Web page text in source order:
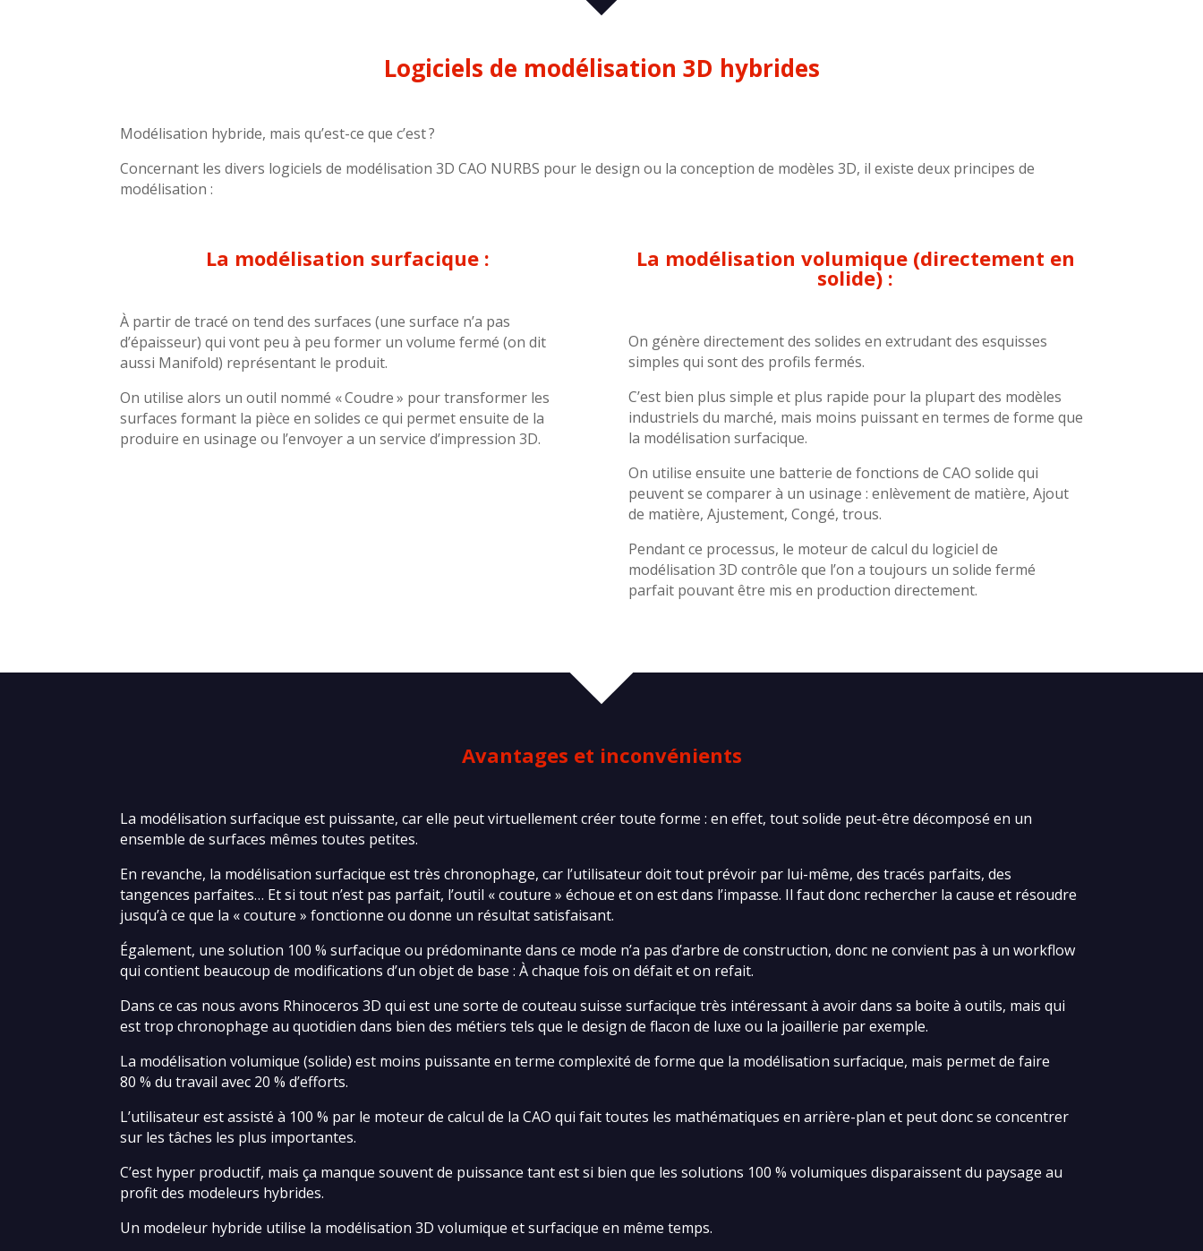
Logiciels de modélisation 3D hybrides
Modélisation hybride, mais qu’est-ce que c’est ?
Concernant les divers logiciels de modélisation 3D CAO NURBS pour le design ou la conception de modèles 3D, il existe deux principes de
modélisation :
La modélisation surfacique :
À partir de tracé on tend des surfaces (une surface n’a pas
d’épaisseur) qui vont peu à peu former un volume fermé (on dit
aussi Manifold) représentant le produit.
On utilise alors un outil nommé « Coudre » pour transformer les
surfaces formant la pièce en solides ce qui permet ensuite de la
produire en usinage ou l’envoyer a un service d’impression 3D.
La modélisation volumique (directement en
solide) :
On génère directement des solides en extrudant des esquisses
simples qui sont des profils fermés.
C’est bien plus simple et plus rapide pour la plupart des modèles
industriels du marché, mais moins puissant en termes de forme que
la modélisation surfacique.
On utilise ensuite une batterie de fonctions de CAO solide qui
peuvent se comparer à un usinage : enlèvement de matière, Ajout
de matière, Ajustement, Congé, trous.
Pendant ce processus, le moteur de calcul du logiciel de
modélisation 3D contrôle que l’on a toujours un solide fermé
parfait pouvant être mis en production directement.
Avantages et inconvénients
La modélisation surfacique est puissante, car elle peut virtuellement créer toute forme : en effet, tout solide peut-être décomposé en un
ensemble de surfaces mêmes toutes petites.
En revanche, la modélisation surfacique est très chronophage, car l’utilisateur doit tout prévoir par lui-même, des tracés parfaits, des
tangences parfaites… Et si tout n’est pas parfait, l’outil « couture » échoue et on est dans l’impasse. Il faut donc rechercher la cause et résoudre
jusqu’à ce que la « couture » fonctionne ou donne un résultat satisfaisant.
Également, une solution 100 % surfacique ou prédominante dans ce mode n’a pas d’arbre de construction, donc ne convient pas à un workflow
qui contient beaucoup de modifications d’un objet de base : À chaque fois on défait et on refait.
Dans ce cas nous avons Rhinoceros 3D qui est une sorte de couteau suisse surfacique très intéressant à avoir dans sa boite à outils, mais qui
est trop chronophage au quotidien dans bien des métiers tels que le design de flacon de luxe ou la joaillerie par exemple.
La modélisation volumique (solide) est moins puissante en terme complexité de forme que la modélisation surfacique, mais permet de faire
80 % du travail avec 20 % d’efforts.
L’utilisateur est assisté à 100 % par le moteur de calcul de la CAO qui fait toutes les mathématiques en arrière-plan et peut donc se concentrer
sur les tâches les plus importantes.
C’est hyper productif, mais ça manque souvent de puissance tant est si bien que les solutions 100 % volumiques disparaissent du paysage au
profit des modeleurs hybrides.
Un modeleur hybride utilise la modélisation 3D volumique et surfacique en même temps.